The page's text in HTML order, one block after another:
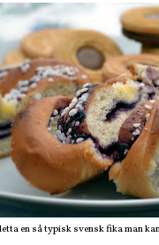
en så typisk svensk fika man